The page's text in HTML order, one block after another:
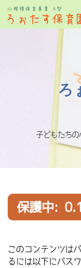
ろ
子どもたちの
保護中:
このコンテンツは
るには以下にパス